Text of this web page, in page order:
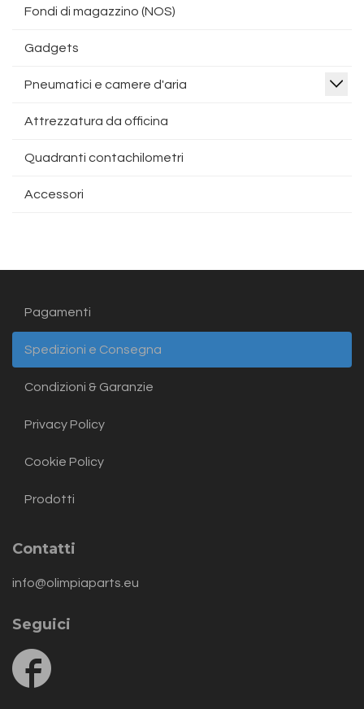
Fondi di magazzino (NOS)
Gadgets
Pneumatici e camere d'aria
Attrezzatura da officina
Quadranti contachilometri
Accessori
Pagamenti
Spedizioni e Consegna
Condizioni & Garanzie
Privacy Policy
Cookie Policy
Prodotti
Contatti
info@olimpiaparts.eu
Seguici
us